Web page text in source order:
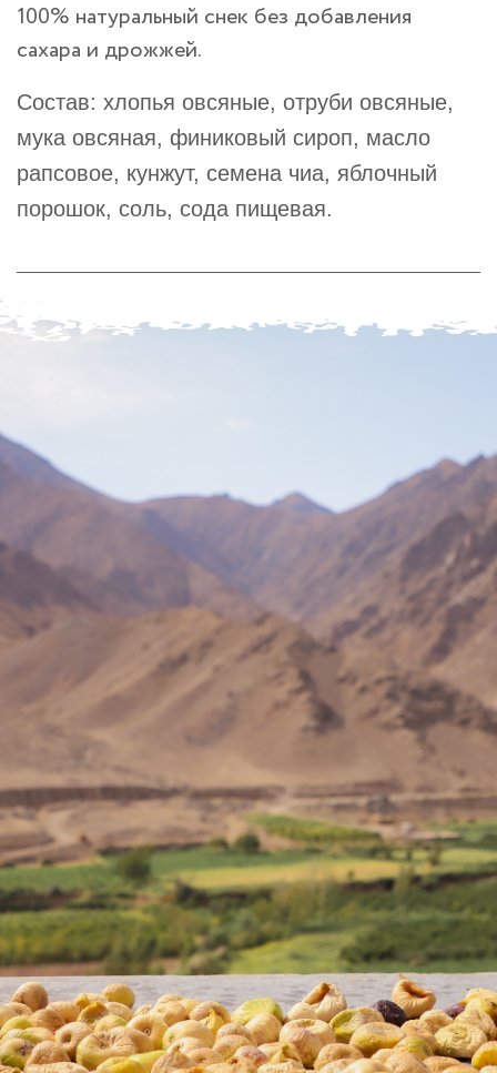
100% натуральный снек без добавления
сахара и дрожжей.
Состав: хлопья овсяные, отруби овсяные,
мука овсяная, финиковый сироп, масло
рапсовое, кунжут, семена чиа, яблочный
порошок, соль, сода пищевая.